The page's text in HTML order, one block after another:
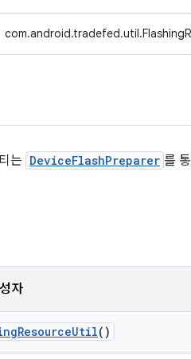
는 DeviceFlashPreparer 를
자
ResourceUtil()